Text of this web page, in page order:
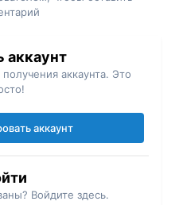
аккаунт
аккаунта. Это
аккаунт
Войдите здесь.